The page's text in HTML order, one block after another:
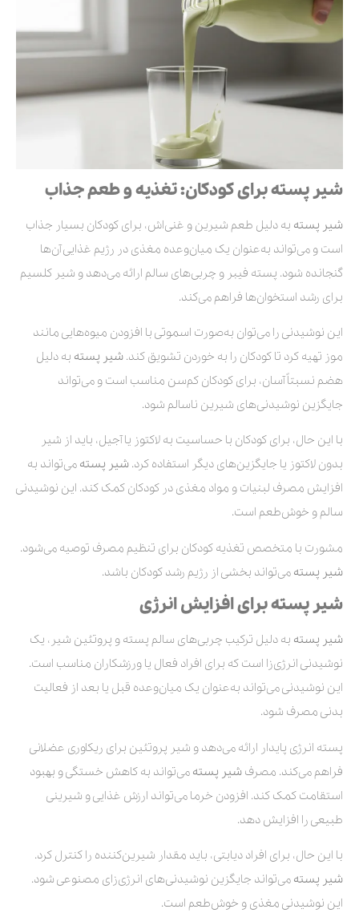
شیر پسته برای کودکان: تغذیه و طعم جذاب
شیر پسته به دلیل طعم شیرین و غنی‌اش، برای کودکان بسیار جذاب
است و می‌تواند به‌عنوان یک میان‌وعده مغذی در رژیم غذایی آن‌ها
گنجانده شود. پسته فیبر و چربی‌های سالم ارائه می‌دهد و شیر کلسیم
برای رشد استخوان‌ها فراهم می‌کند.
این نوشیدنی را می‌توان به‌صورت اسموتی با افزودن میوه‌هایی مانند
موز تهیه کرد تا کودکان را به خوردن تشویق کند. شیر پسته به دلیل
هضم نسبتاً آسان، برای کودکان کم‌سن مناسب است و می‌تواند
جایگزین نوشیدنی‌های شیرین ناسالم شود.
با این حال، برای کودکان با حساسیت به لاکتوز یا آجیل، باید از شیر
بدون لاکتوز یا جایگزین‌های دیگر استفاده کرد. شیر پسته می‌تواند به
افزایش مصرف لبنیات و مواد مغذی در کودکان کمک کند. این نوشیدنی
سالم و خوش‌طعم است.
مشورت با متخصص تغذیه کودکان برای تنظیم مصرف توصیه می‌شود.
شیر پسته می‌تواند بخشی از رژیم رشد کودکان باشد.
شیر پسته برای افزایش انرژی
شیر پسته به دلیل ترکیب چربی‌های سالم پسته و پروتئین شیر، یک
نوشیدنی انرژی‌زا است که برای افراد فعال یا ورزشکاران مناسب است.
این نوشیدنی می‌تواند به‌عنوان یک میان‌وعده قبل یا بعد از فعالیت
بدنی مصرف شود.
پسته انرژی پایدار ارائه می‌دهد و شیر پروتئین برای ریکاوری عضلانی
فراهم می‌کند. مصرف شیر پسته می‌تواند به کاهش خستگی و بهبود
استقامت کمک کند. افزودن خرما می‌تواند ارزش غذایی و شیرینی
طبیعی را افزایش دهد.
با این حال، برای افراد دیابتی، باید مقدار شیرین‌کننده را کنترل کرد.
شیر پسته می‌تواند جایگزین نوشیدنی‌های انرژی‌زای مصنوعی شود.
این نوشیدنی مغذی و خوش‌طعم است.